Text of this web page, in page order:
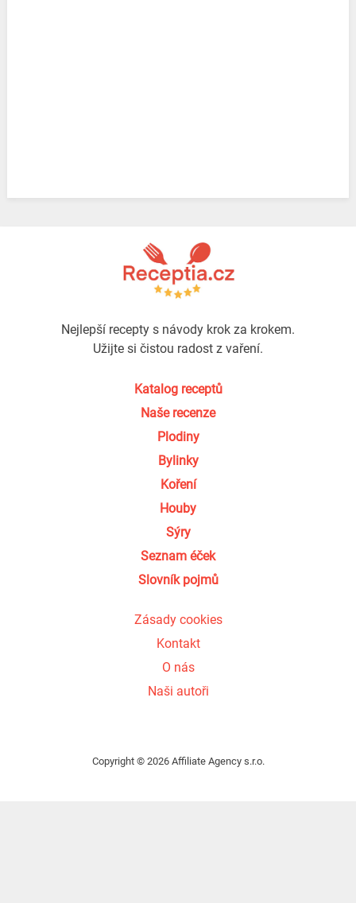
Nejlepší recepty s návody krok za krokem.
Užijte si čistou radost z vaření.
Katalog receptů
Naše recenze
Plodiny
Bylinky
Koření
Houby
Sýry
Seznam éček
Slovník pojmů
Zásady cookies
Kontakt
O nás
Naši autoři
Copyright © 2026 Affiliate Agency s.r.o.